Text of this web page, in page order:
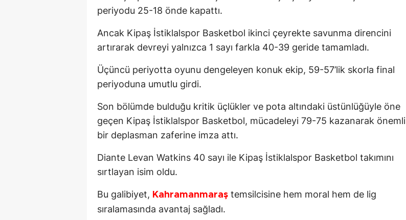
Elazığ
Erzincan
Erzurum
Gaziantep
Gümüşhane
Hatay
periyodu 25-18 önde kapattı.
Ancak Kipaş İstiklalspor Basketbol ikinci çeyrekte savunma direncini
artırarak devreyi yalnızca 1 sayı farkla 40-39 geride tamamladı.
Üçüncü periyotta oyunu dengeleyen konuk ekip, 59-57’lik skorla final
periyoduna umutlu girdi.
Son bölümde bulduğu kritik üçlükler ve pota altındaki üstünlüğüyle öne
geçen Kipaş İstiklalspor Basketbol, mücadeleyi 79-75 kazanarak önemli
bir deplasman zaferine imza attı.
Diante Levan Watkins 40 sayı ile Kipaş İstiklalspor Basketbol takımını
sırtlayan isim oldu.
Bu galibiyet, Kahramanmaraş temsilcisine hem moral hem de lig
sıralamasında avantaj sağladı.